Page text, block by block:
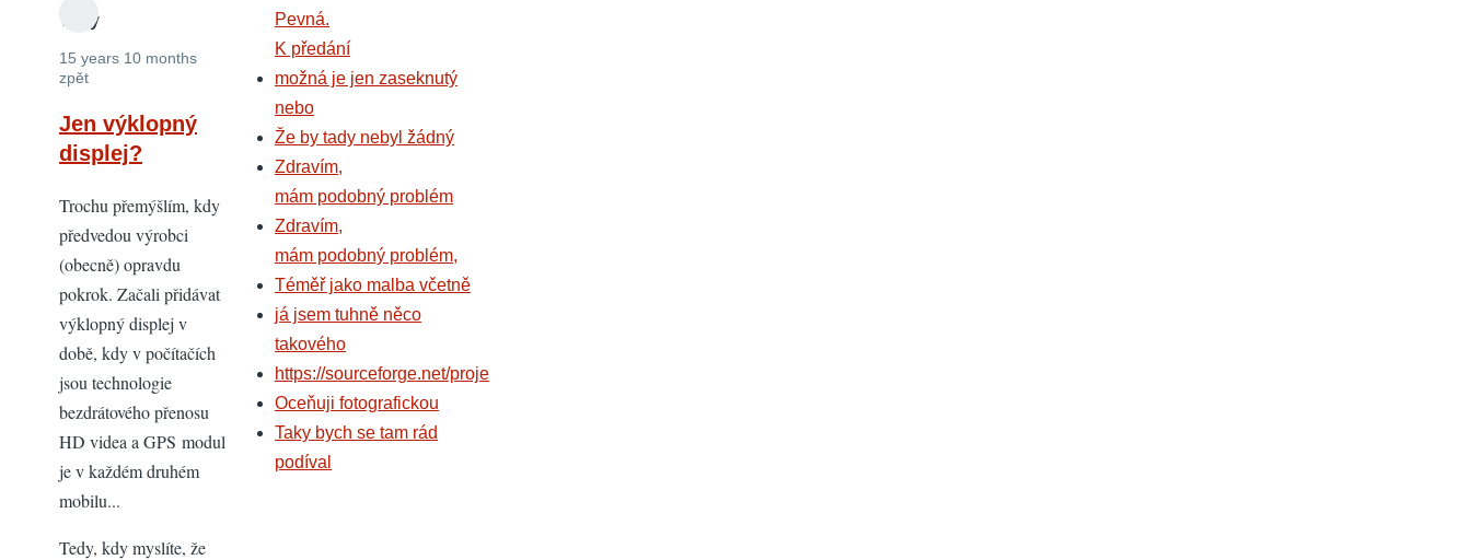
Tuvy
15 years 10 months
zpět
Jen výklopný
displej?
Trochu přemýšlím, kdy
předvedou výrobci
(obecně) opravdu
pokrok. Začali přidávat
výklopný displej v
době, kdy v počítačích
jsou technologie
bezdrátového přenosu
HD videa a GPS modul
je v každém druhém
mobilu...
Tedy, kdy myslíte, že
Pevná.
K předání
možná je jen zaseknutý
nebo
Že by tady nebyl žádný
Zdravím,
mám podobný problém
Zdravím,
mám podobný problém,
Téměř jako malba včetně
já jsem tuhně něco
takového
https://sourceforge.net/proje
Oceňuji fotografickou
Taky bych se tam rád
podíval